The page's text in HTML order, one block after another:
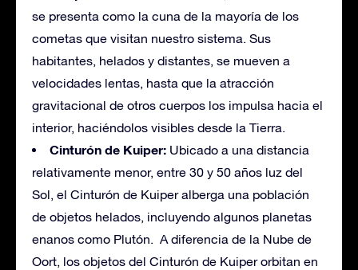
se presenta como la cuna de la mayoría de los
cometas que visitan nuestro sistema. Sus
habitantes, helados y distantes, se mueven a
velocidades lentas, hasta que la atracción
gravitacional de otros cuerpos los impulsa hacia el
interior, haciéndolos visibles desde la Tierra.
Cinturón de Kuiper: Ubicado a una distancia
relativamente menor, entre 30 y 50 años luz del
Sol, el Cinturón de Kuiper alberga una población
de objetos helados, incluyendo algunos planetas
enanos como Plutón. A diferencia de la Nube de
Oort, los objetos del Cinturón de Kuiper orbitan en